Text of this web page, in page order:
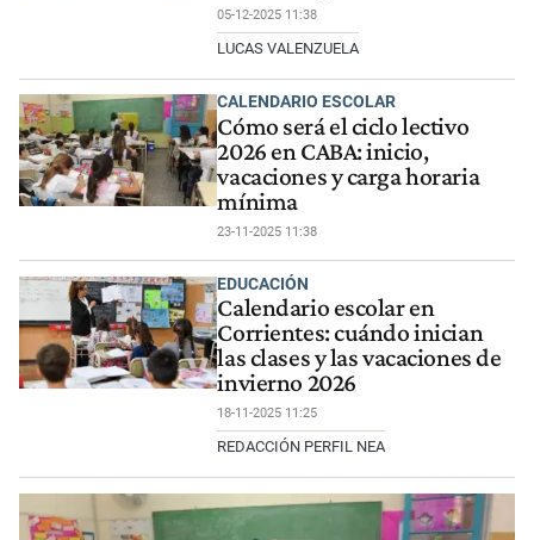
05-12-2025 11:38
LUCAS VALENZUELA
CALENDARIO ESCOLAR
Cómo será el ciclo lectivo
2026 en CABA: inicio,
vacaciones y carga horaria
mínima
23-11-2025 11:38
EDUCACIÓN
Calendario escolar en
Corrientes: cuándo inician
las clases y las vacaciones de
invierno 2026
18-11-2025 11:25
REDACCIÓN PERFIL NEA